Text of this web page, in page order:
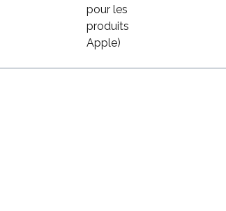
pour les
produits
Apple)